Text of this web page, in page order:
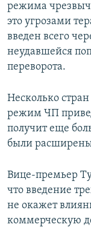
режима
это угрозами
введен всего
неудавшейся
переворота.
Несколько
режим ЧП
получит еще
были расширены
Вице-премьер
что введение
не окажет
коммерческую